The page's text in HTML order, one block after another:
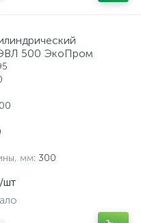
500 ЭкоПром
мм: 300
/шт